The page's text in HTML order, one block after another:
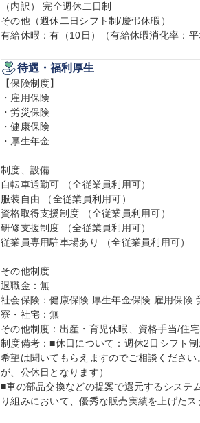
（内訳） 完全週休二日制
その他（週休二日シフト制/慶弔休暇）
有給休暇：有（10日）（有給休暇消化率：平
待遇・福利厚生
【保険制度】
・雇用保険
・労災保険
・健康保険
・厚生年金
制度、設備
自転車通勤可 （全従業員利用可）
服装自由 （全従業員利用可）
資格取得支援制度 （全従業員利用可）
研修支援制度 （全従業員利用可）
従業員専用駐車場あり （全従業員利用可）
その他制度
退職金：無
社会保険：健康保険 厚生年金保険 雇用保険
寮・社宅：無
その他制度：出産・育児休暇、資格手当/住
制度備考：■休日について：週休2日シフト
希望は聞いてもらえますのでご相談くださ
が、公休日となります）
■車の部品交換などの提案で還元するシステ
り組みにおいて、優秀な販売実績を上げた